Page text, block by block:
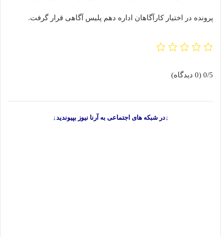
پرونده در اختیار کارآگاهان اداره دهم پلیس آگاهی قرار گرفت.
0/5 (0 دیدگاه)
↓در شبکه های اجتماعی به آرنا نیوز بپیوندید↓